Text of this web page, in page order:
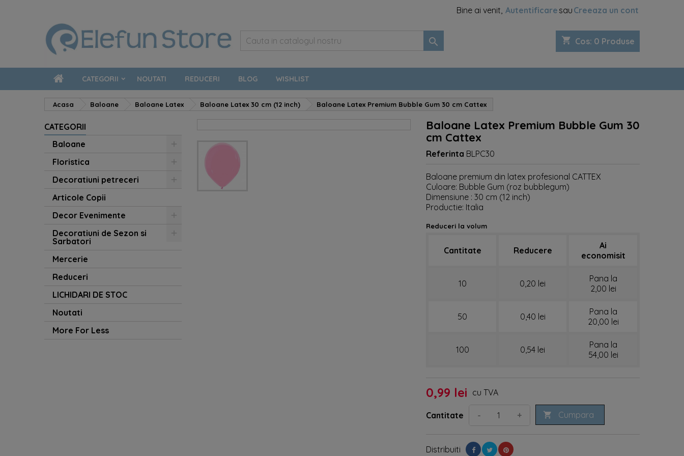
Bine ai venit, Autentificare sau Creeaza un cont
shopping_cart Cos: 0 Produse

CATEGORII NOUTATI REDUCERI BLOG WISHLIST
Acasa Baloane Baloane Latex Baloane Latex 30 cm (12 inch) Baloane Latex Premium Bubble Gum 30 cm Cattex
CATEGORII
Baloane
Floristica
Decoratiuni petreceri
Articole Copii
Decor Evenimente
Decoratiuni de Sezon si
Sarbatori
Mercerie
Reduceri
LICHIDARI DE STOC
Noutati
More For Less
Baloane Latex Premium Bubble Gum 30
cm Cattex
Referinta BLPC30
Baloane premium din latex profesional CATTEX
Culoare: Bubble Gum (roz bubblegum)
Dimensiune : 30 cm (12 inch)
Productie: Italia
Reduceri la volum
Cantitate Reducere
Ai
economisit
10 0,20 lei
Pana la
2,00 lei
50 0,40 lei
Pana la
20,00 lei
100 0,54 lei
Pana la
54,00 lei
0,99 lei cu TVA
Cantitate - +  Cumpara
Distribuiti